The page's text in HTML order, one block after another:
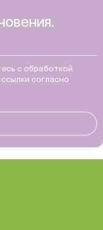
с обработкой
согласно